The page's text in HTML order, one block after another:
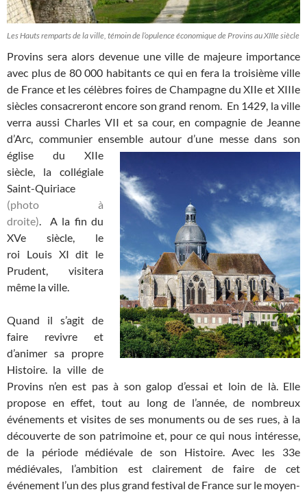
Les Hauts remparts de la ville, témoin de l’opulence économique de Provins au XIIIe siècle
Provins sera alors devenue une ville de majeure importance
avec plus de 80 000 habitants ce qui en fera la troisième ville
de France et les célèbres foires de Champagne du XIIe et XIIIe
siècles consacreront encore son grand renom. En 1429, la ville
verra aussi Charles VII et sa cour, en compagnie de Jeanne
d’Arc, communier ensemble autourd’une messe dans son
église du XIIe
siècle, la collégiale
Saint-Quiriace
(photo à
droite) . A la fin du
XVe siècle, le
roi Louis XI dit le
Prudent, visitera
même la ville.
Quand il s’agit de
faire revivre et
d’animer sa propre
Histoire. la ville de
Provins n’en est pas à son galop d’essai et loin de là. Elle
propose en effet, tout au long de l’année, de nombreux
événements et visites de ses monuments ou de ses rues, à la
découverte de son patrimoine et, pour ce qui nous intéresse,
de la période médiévale de son Histoire. Avec les 33e
médiévales, l’ambition est clairement de faire de cet
événement l’un des plus grand festival de France sur le moyen-